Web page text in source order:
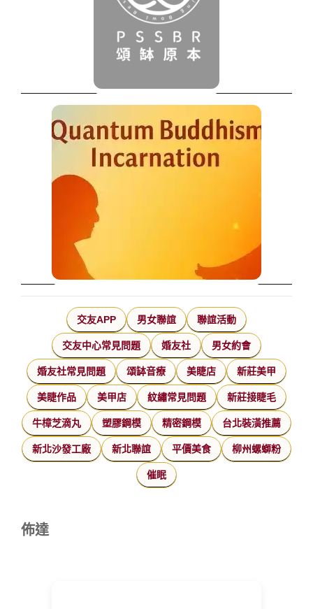
交友APP 男女聯誼 聯誼活動
交友中心常見問題 婚友社 男女約會
婚友社常見問題 頌缽音療 美睫店 新莊美甲
美睫作品 美甲店 紋繡常見問題 新莊接睫毛
牛樟芝滴丸 塑膠鋼模 精密鋼模 台北裝潢推薦
新北沙發工廠 新北聯誼 平價美食 柳州螺螄粉
催眠
佈達